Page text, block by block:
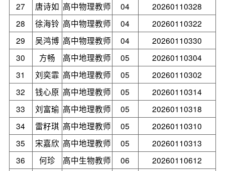
27
唐诗如 高中物理教师 04
20260110328
28
徐海铃 高中物理教师 04
20260110322
29
吴鸿博 高中物理教师 04
20260110330
30
方畅 高中地理教师 05
20260110304
31
刘奕霏 高中地理教师 05
20260110302
32
钱心原 高中地理教师 05
20260110314
33
刘富瑜 高中地理教师 05
20260110318
34
雷籽琪 高中地理教师 05
20260110310
35
宋嘉欣 高中地理教师 05
20260110313
36
何珍 高中生物教师 06
20260110612